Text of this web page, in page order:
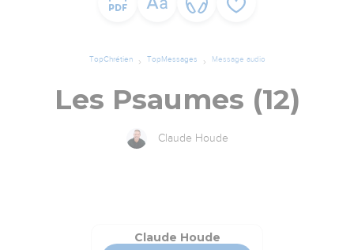
TopChrétien TopMessages Message audio
Les Psaumes (12)
Claude Houde
Claude Houde